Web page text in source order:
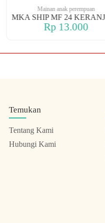
Mainan anak perempuan
Rp 13.000
Temukan
Tentang Kami
Hubungi Kami